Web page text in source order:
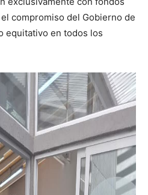
compromiso del Gobierno de
equitativo en todos los